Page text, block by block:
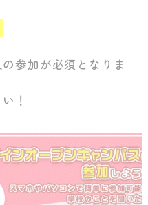
参加が必須となりま
！